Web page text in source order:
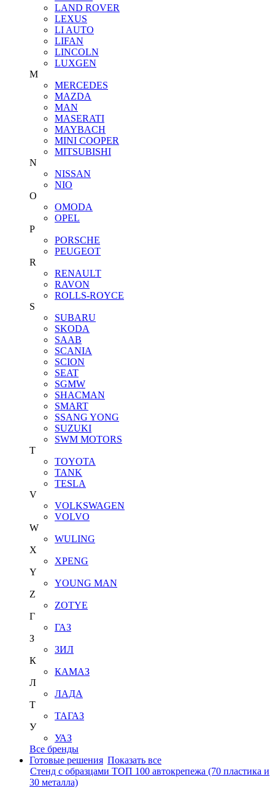
LAND ROVER
LEXUS
LI AUTO
LIFAN
LINCOLN
LUXGEN
M
MERCEDES
MAZDA
MAN
MASERATI
MAYBACH
MINI COOPER
MITSUBISHI
N
NISSAN
NIO
O
OMODA
OPEL
P
PORSCHE
PEUGEOT
R
RENAULT
RAVON
ROLLS-ROYCE
S
SUBARU
SKODA
SAAB
SCANIA
SCION
SEAT
SGMW
SHACMAN
SMART
SSANG YONG
SUZUKI
SWM MOTORS
T
TOYOTA
TANK
TESLA
V
VOLKSWAGEN
VOLVO
W
WULING
X
XPENG
Y
YOUNG MAN
Z
ZOTYE
Г
ГАЗ
З
ЗИЛ
К
КАМАЗ
Л
ЛАДА
Т
ТАГАЗ
У
УАЗ
Все бренды
Готовые решения Показать все
Стенд с образцами ТОП 100 автокрепежа (70 пластика и
30 металла)